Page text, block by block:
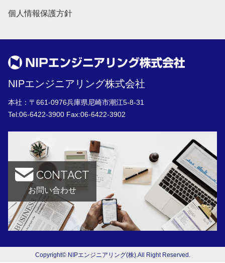
個人情報保護方針
NIPエンジニアリング株式会社
本社：〒661-0976兵庫県尼崎市潮江5-8-31
Tel:06-6422-3900 Fax:06-6422-3902
CONTACT
お問い合わせ
Copyright© NIPエンジニアリング(株).All Right Reserved.